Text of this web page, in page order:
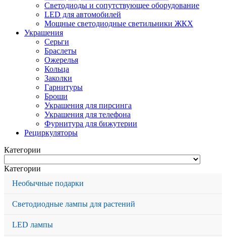
Светодиоды и сопутствующее оборудование
LED для автомобилей
Мощные светодиодные светильники ЖКХ
Украшения
Серьги
Браслеты
Ожерелья
Кольца
Заколки
Гарнитуры
Броши
Украшения для пирсинга
Украшения для телефона
Фурнитура для бижутерии
Рециркуляторы
Категории
Категории
Необычные подарки
Светодиодные лампы для растений
LED лампы